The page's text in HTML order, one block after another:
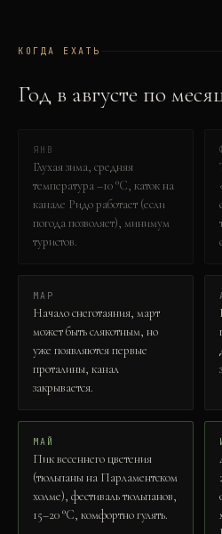
КОГДА ЕХАТЬ
Год в августе по
ЯНВ
Глухая зима, средняя
температура –10 °C, каток на
канале Ридо работает (если
погода позволяет), минимум
туристов.
МАР
Начало снеготаяния, март
может быть слякотным, но
уже появляются первые
проталины, канал
закрывается.
МАЙ
Пик весеннего цветения
(тюльпаны на Парламентском
холме), фестиваль тюльпанов,
15–20 °C, комфортно гулять.